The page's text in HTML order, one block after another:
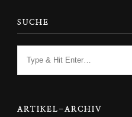
SUCHE
ARTIKEL-ARCHIV